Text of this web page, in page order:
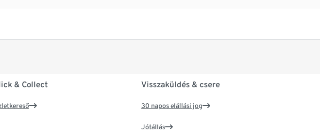
& Collect Visszaküldés & csere
30 napos elállási jog
Jótállás